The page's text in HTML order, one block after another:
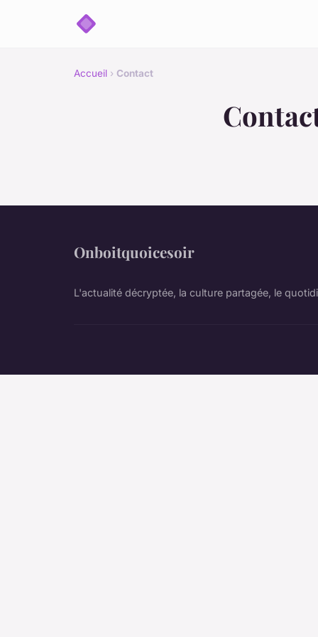
Accueil › Contact
Onboitquoicesoir
L'actualité décryptée, la culture partagée, le